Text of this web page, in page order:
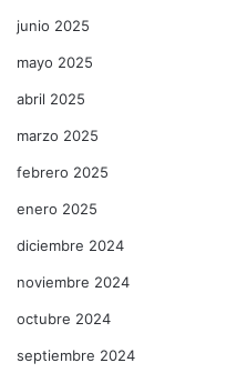
junio 2025
mayo 2025
abril 2025
marzo 2025
febrero 2025
enero 2025
diciembre 2024
noviembre 2024
octubre 2024
septiembre 2024